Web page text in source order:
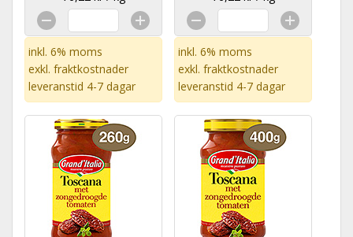
inkl. 6% moms
exkl. fraktkostnader
leveranstid 4-7 dagar
inkl. 6% moms
exkl. fraktkostnader
leveranstid 4-7 dagar